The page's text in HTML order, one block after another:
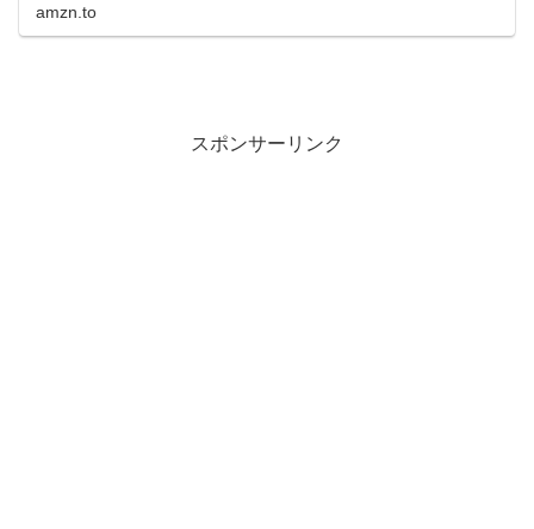
amzn.to
スポンサーリンク